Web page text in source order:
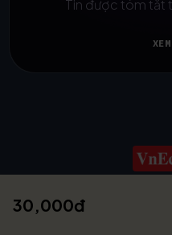
30,000đ
Tin được tóm tắt
© 2025